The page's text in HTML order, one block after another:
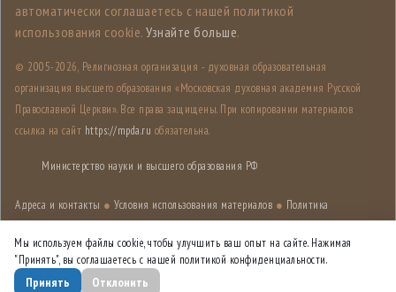
автоматически соглашаетесь с нашей политикой
использования cookie. Узнайте больше.
© 2005-2026, Религиозная организация - духовная образовательная
организация высшего образования «Московская духовная академия Русской
Православной Церкви». Все права защищены. При копировании материалов
ссылка на сайт https://mpda.ru обязательна.
Министерство науки и высшего образования РФ
Адреса и контакты ● Условия использования материалов ● Политика
конфиденциальности●Карта сайта
Дизайн разработанЛабораторией дизайна НИУ ВШЭ
Мы используем файлы cookie, чтобы улучшить ваш опыт на сайте. Нажимая
"Принять", вы соглашаетесь с нашей политикой конфиденциальности.
Принять Отклонить